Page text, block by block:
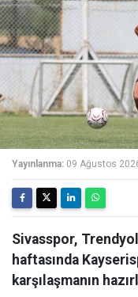
Yayınlanma: 09 Ağustos
Sivasspor,
haftasında
karşılaşmanın